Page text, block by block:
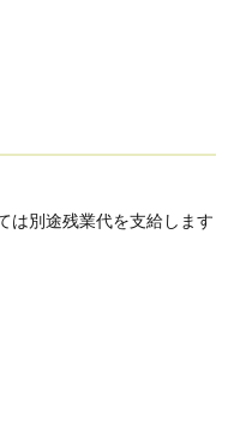
は別途残業代を支給します